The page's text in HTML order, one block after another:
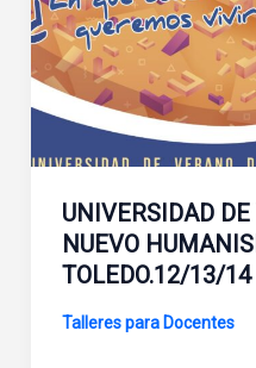
UNIVERSIDAD
NUEVO
TOLEDO.12/13/14
Talleres para Docentes